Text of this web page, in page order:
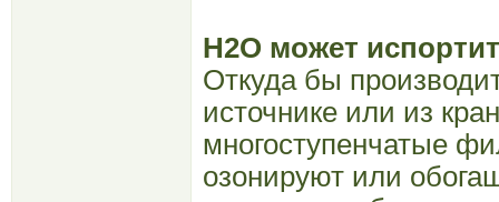
Н2О может
Откуда бы
источнике или из
многоступенчатые
озонируют или